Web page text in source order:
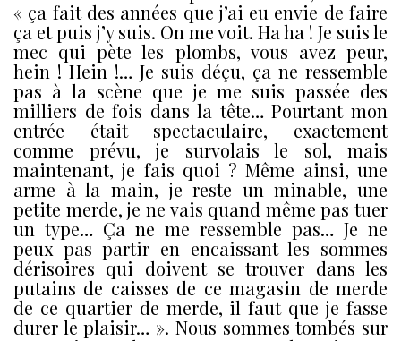
« ça fait des années que j’ai eu envie de faire
ça et puis j’y suis. On me voit. Ha ha ! Je suis le
mec qui pète les plombs, vous avez peur,
hein ! Hein !… Je suis déçu, ça ne ressemble
pas à la scène que je me suis passée des
milliers de fois dans la tête… Pourtant mon
entrée était spectaculaire, exactement
comme prévu, je survolais le sol, mais
maintenant, je fais quoi ? Même ainsi, une
arme à la main, je reste un minable, une
petite merde, je ne vais quand même pas tuer
un type… Ça ne me ressemble pas… Je ne
peux pas partir en encaissant les sommes
dérisoires qui doivent se trouver dans les
putains de caisses de ce magasin de merde
de ce quartier de merde, il faut que je fasse
durer le plaisir… ». Nous sommes tombés sur